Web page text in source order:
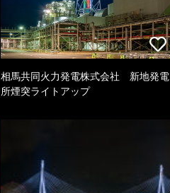
相馬共同火力発電株式会社 新地発電
所煙突ライトアップ